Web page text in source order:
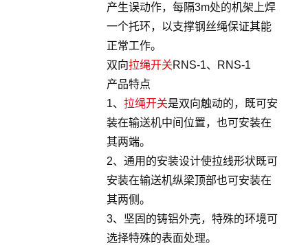
产生误动作，每隔3m处的机架上焊
一个托环，以支撑钢丝绳保证其能
正常工作。
双向拉绳开关RNS-1、RNS-1
产品特点
1、 拉绳开关是双向触动的，既可安
装在输送机中间位置，也可安装在
其两端。
2、通用的安装设计使拉线形状既可
安装在输送机纵梁顶部也可安装在
其两侧。
3、坚固的铸铝外壳，特殊的环境可
选择特殊的表面处理。